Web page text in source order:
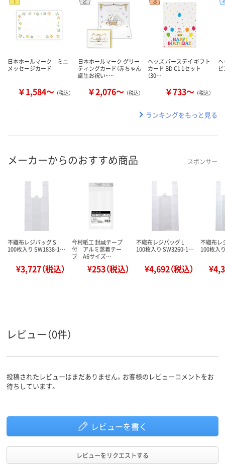
日本ホールマーク ミニ
メッセージカード
￥1,584～ （税込）
日本ホールマーク グリー
ティングカード（赤ちゃん
誕生お祝い・…
￥2,076～ （税込）
ヘッズ バースデイ ギフト
カード BD C1 1セット
（30…
￥733～ （税込）
ランキングをもっと見る
メーカーからのおすすめ商品 スポンサー
不織布レジバッグ S
100枚入り SW1838-1…
¥3,727（税込）
今村紙工 封緘テープ
付 アルミ蒸着テー
プ A6サイズ…
¥253（税込）
不織布レジバッグ L
100枚入り SW3260-1…
¥4,692（税込）
不織布レ
100枚入
レビュー（0件）
投稿されたレビューはまだありません。お客様のレビューコメントをお
待ちしています。
レビューを書く
レビューをリクエストする